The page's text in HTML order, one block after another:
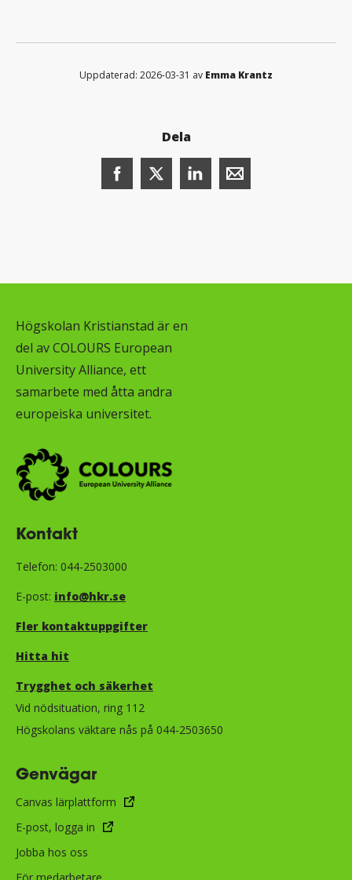
Uppdaterad: 2026-03-31 av Emma Krantz
Dela
Dela denna sida
Dela denna sida på
Dela denna sida på X (öppnas i
Dela denna sida på Facebook (öppnas
Högskolan Kristianstad är en
del av COLOURS European
University Alliance, ett
samarbete med åtta andra
europeiska universitet.
Kontakt
Telefon: 044-2503000
E-post: info@hkr.se
Fler kontaktuppgifter
Hitta hit
Trygghet och säkerhet​​​​​​​​​​​
Vid nödsituation, ring 112
Högskolans väktare nås på 044-2503650
Genvägar
Canvas lärplattform
E-post, logga in
Jobba hos oss
För medarbetare